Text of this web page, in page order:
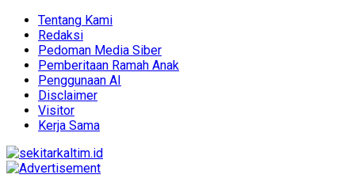
Tentang Kami
Redaksi
Pedoman Media Siber
Pemberitaan Ramah Anak
Penggunaan AI
Disclaimer
Visitor
Kerja Sama